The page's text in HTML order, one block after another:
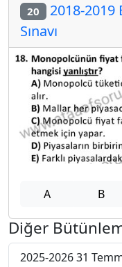
20 2018-2019
Sınavı
A B
Diğer
2025-2026 31